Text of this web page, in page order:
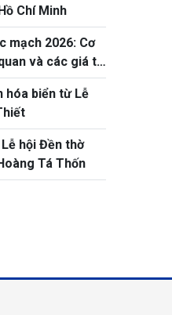
Chí Minh
mạch 2026: Cơ
và các giá trị
hóa biển từ Lễ
hội Đền thờ
Tá Thốn